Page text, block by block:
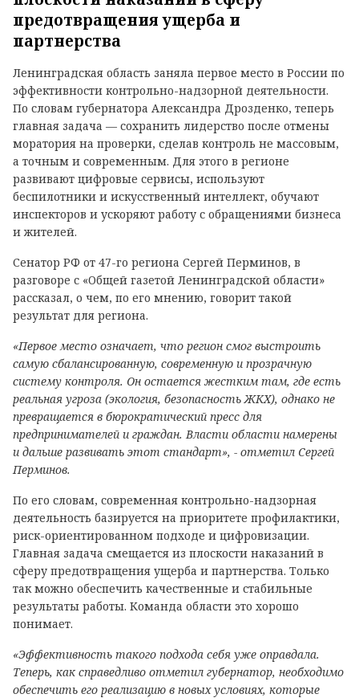
предотвращения ущерба и
партнерства
Ленинградская область заняла первое место в России по
эффективности контрольно-надзорной деятельности.
По словам губернатора Александра Дрозденко, теперь
главная задача — сохранить лидерство после отмены
моратория на проверки, сделав контроль не массовым,
а точным и современным. Для этого в регионе
развивают цифровые сервисы, используют
беспилотники и искусственный интеллект, обучают
инспекторов и ускоряют работу с обращениями бизнеса
и жителей.
Сенатор РФ от 47-го региона Сергей Перминов, в
разговоре с «Общей газетой Ленинградской области»
рассказал, о чем, по его мнению, говорит такой
результат для региона.
«Первое место означает, что регион смог выстроить
самую сбалансированную, современную и прозрачную
систему контроля. Он остается жестким там, где есть
реальная угроза (экология, безопасность ЖКХ), однако не
превращается в бюрократический пресс для
предпринимателей и граждан. Власти области намерены
и дальше развивать этот стандарт», - отметил Сергей
Перминов.
По его словам, современная контрольно-надзорная
деятельность базируется на приоритете профилактики,
риск-ориентированном подходе и цифровизации.
Главная задача смещается из плоскости наказаний в
сферу предотвращения ущерба и партнерства. Только
так можно обеспечить качественные и стабильные
результаты работы. Команда области это хорошо
понимает.
«Эффективность такого подхода себя уже оправдала.
Теперь, как справедливо отметил губернатор, необходимо
обеспечить его реализацию в новых условиях, которые